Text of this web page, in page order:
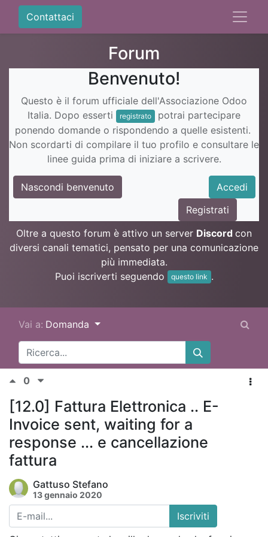
Contattaci
Forum
Benvenuto!
Questo è il forum ufficiale dell'Associazione Odoo
Italia. Dopo esserti
registrato
potrai partecipare
ponendo domande o rispondendo a quelle esistenti.
Non scordarti di compilare il tuo profilo e consultare le
linee guida prima di iniziare a scrivere.
Nascondi benvenuto
Accedi
Registrati
Oltre a questo forum è attivo un server Discord con
diversi canali tematici, pensato per una comunicazione
più immediata.
Puoi iscriverti seguendo
questo link .
Vai a: Domanda
0
[12.0] Fattura Elettronica .. E-
Invoice sent, waiting for a
response ... e cancellazione
fattura
Gattuso Stefano
13 gennaio 2020
Iscriviti